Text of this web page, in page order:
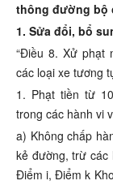
thông đường bộ
1. Sửa đổi, bổ
“Điều 8. Xử phạt
các loại xe tương
1. Phạt tiền từ
trong các hành vi
a) Không chấp
kẻ đường, trừ các
Điểm i, Điểm k